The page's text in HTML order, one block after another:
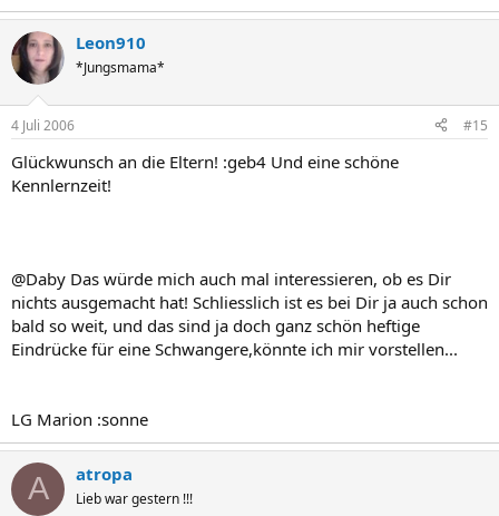
Leon910
*Jungsmama*
4 Juli 2006 #15
Glückwunsch an die Eltern! :geb4 Und eine schöne
Kennlernzeit!
@Daby Das würde mich auch mal interessieren, ob es Dir
nichts ausgemacht hat! Schliesslich ist es bei Dir ja auch schon
bald so weit, und das sind ja doch ganz schön heftige
Eindrücke für eine Schwangere,könnte ich mir vorstellen...
LG Marion :sonne
A atropa
Lieb war gestern !!!